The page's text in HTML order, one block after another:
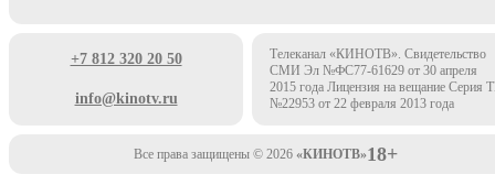
+7 812 320 20 50
info@kinotv.ru
Телеканал «КИНОТВ». Свидетельство
СМИ Эл №ФС77-61629 от 30 апреля
2015 года Лицензия на вещание Серия
№22953 от 22 февраля 2013 года
Все права защищены © 2026 «КИНОТВ»18+